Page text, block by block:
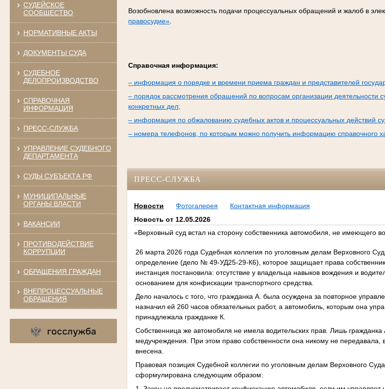
СУДЕЙСКОЕ
СООБЩЕСТВО
НОРМАТИВНЫЕ АКТЫ
ДОКУМЕНТЫ СУДА
СУДЕБНОЕ
ДЕЛОПРОИЗВОДСТВО
СПРАВОЧНАЯ
ИНФОРМАЦИЯ
ПРЕСС-СЛУЖБА
УПРАВЛЕНИЕ СУДЕБНОГО
ДЕПАРТАМЕНТА
СУДЫ СУБЪЕКТА РФ
МУНИЦИПАЛЬНЫЕ
ОРГАНЫ ВЛАСТИ
ВАКАНСИИ
ПРОТИВОДЕЙСТВИЕ
КОРРУПЦИИ
ОБРАЩЕНИЯ ГРАЖДАН
ВНЕПРОЦЕССУАЛЬНЫЕ
ОБРАЩЕНИЯ
Возобновлена возможность подачи процессуальных обращений и жалоб в
правосудие».
Справочная информация:
– информация о порядке и времени приема граждан и представителей
– порядок рассмотрения обращений по вопросам организации деятельности
конкретных дел;
– информация по обжалованию судебных актов и процессуальных действий
– номера телефонов, по которым можно получить информацию справочного
ПРЕСС-СЛУЖБА
Новости Фотогалерея
Контактная информация
Новость от 12.05.2026
«Верховный суд встал на сторону собственника автомобиля, не имеющего
26 марта 2026 года Судебная коллегия по уголовным делам Верховного
определение (дело № 49-УД25-29-К6), которое защищает права
инстанция постановила: отсутствие у владельца навыков вождения и
основанием для конфискации транспортного средства.
Дело началось с того, что гражданка А. была осуждена за повторное
назначил ей 260 часов обязательных работ, а автомобиль, которым она
принадлежала гражданке К.
Собственница же автомобиля не имела водительских прав. Лишь гражданка
медучреждения. При этом право собственности она никому не передавала,
внесена.
Правовая позиция Судебной коллегии по уголовным делам Верховного
сформулирована следующим образом: